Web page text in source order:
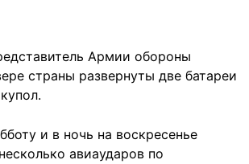
Армии обороны
страны развернуты две батареи
и в ночь на воскресенье
авиаударов по